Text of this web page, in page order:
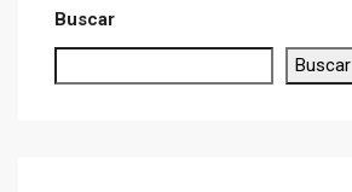
Buscar
Buscar